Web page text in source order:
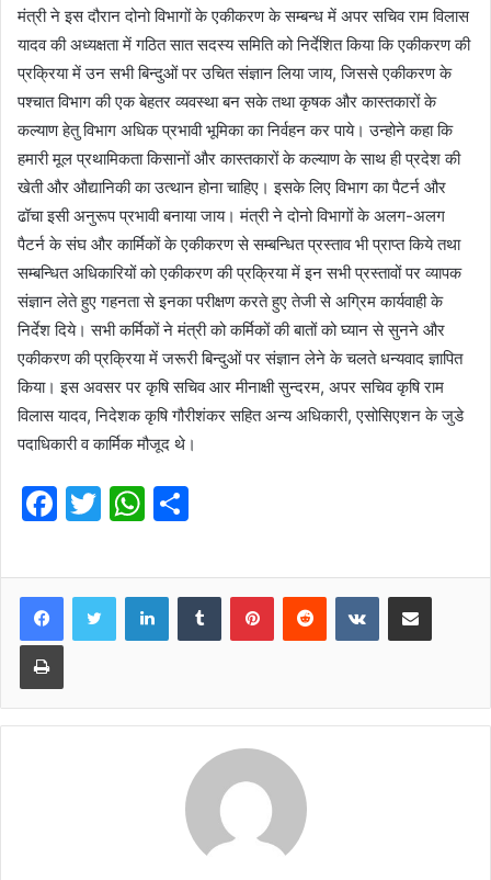
मंत्री ने इस दौरान दोनो विभागों के एकीकरण के सम्बन्ध में अपर सचिव राम विलास
यादव की अध्यक्षता में गठित सात सदस्य समिति को निर्देशित किया कि एकीकरण की
प्रक्रिया में उन सभी बिन्दुओं पर उचित संज्ञान लिया जाय, जिससे एकीकरण के
पश्चात विभाग की एक बेहतर व्यवस्था बन सके तथा कृषक और कास्तकारों के
कल्याण हेतु विभाग अधिक प्रभावी भूमिका का निर्वहन कर पाये। उन्होने कहा कि
हमारी मूल प्रथामिकता किसानों और कास्तकारों के कल्याण के साथ ही प्रदेश की
खेती और औद्यानिकी का उत्थान होना चाहिए। इसके लिए विभाग का पैटर्न और
ढॉचा इसी अनुरूप प्रभावी बनाया जाय। मंत्री ने दोनो विभागों के अलग-अलग
पैटर्न के संघ और कार्मिकों के एकीकरण से सम्बन्धित प्रस्ताव भी प्राप्त किये तथा
सम्बन्धित अधिकारियों को एकीकरण की प्रक्रिया में इन सभी प्रस्तावों पर व्यापक
संज्ञान लेते हुए गहनता से इनका परीक्षण करते हुए तेजी से अग्रिम कार्यवाही के
निर्देश दिये। सभी कर्मिकों ने मंत्री को कर्मिकों की बातों को घ्यान से सुनने और
एकीकरण की प्रक्रिया में जरूरी बिन्दुओं पर संज्ञान लेने के चलते धन्यवाद ज्ञापित
किया। इस अवसर पर कृषि सचिव आर मीनाक्षी सुन्दरम, अपर सचिव कृषि राम
विलास यादव, निदेशक कृषि गौरीशंकर सहित अन्य अधिकारी, एसोसिएशन के जुडे
पदाधिकारी व कार्मिक मौजूद थे।
F
c
e
b
o
o
T
itt
er
W
at
s
A
p
ar
e
LinkedInTumblr PinterestReddit VKontakteShare via Email
Print